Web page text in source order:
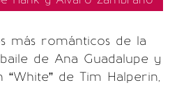
más románticos de la
de Ana Guadalupe y
de Tim Halperin,